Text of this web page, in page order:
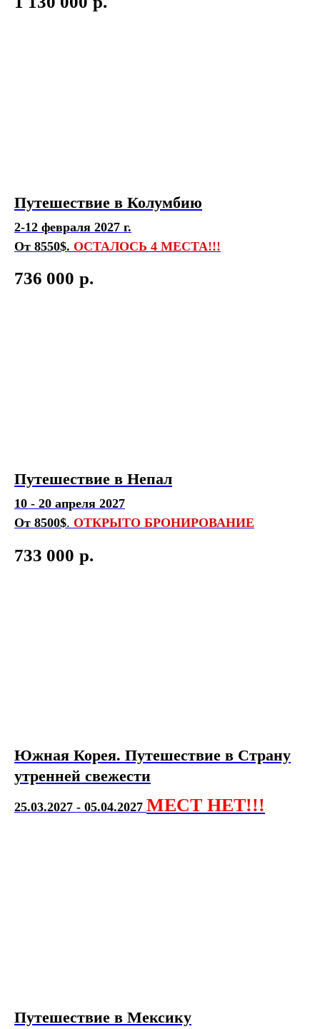
Путешествие в Колумбию
2-12 февраля 2027 г.
От 8550$. ОСТАЛОСЬ 4 МЕСТА!!!
736 000 р.
Путешествие в Непал
10 - 20 апреля 2027
От 8500$. ОТКРЫТО БРОНИРОВАНИЕ
733 000 р.
Южная Корея. Путешествие в Страну
утренней свежести
25.03.2027 - 05.04.2027 МЕСТ НЕТ!!!
Путешествие в Мексику